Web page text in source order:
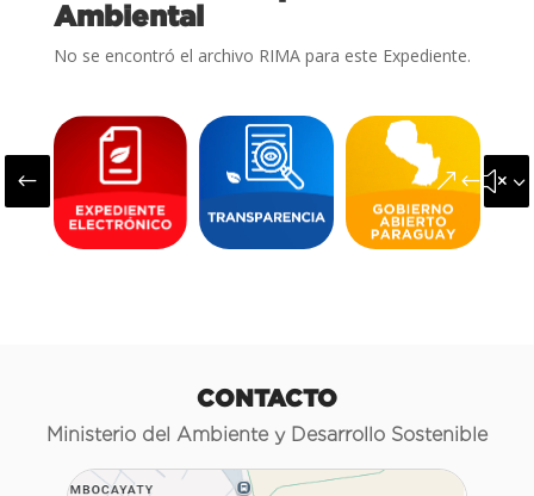
Ambiental
No se encontró el archivo RIMA para este Expediente.
#
CONTACTO
Ministerio del Ambiente y Desarrollo Sostenible